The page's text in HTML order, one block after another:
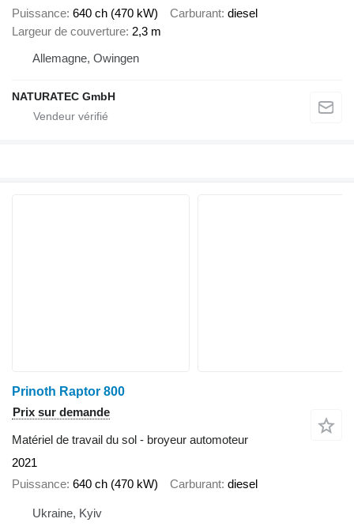
Puissance 640 ch (470 kW) Carburant diesel
Largeur de couverture 2,3 m
Allemagne, Owingen
NATURATEC GmbH
Prinoth Raptor 800
Prix sur demande
Matériel de travail du sol - broyeur automoteur
2021
Puissance 640 ch (470 kW) Carburant diesel
Ukraine, Kyiv